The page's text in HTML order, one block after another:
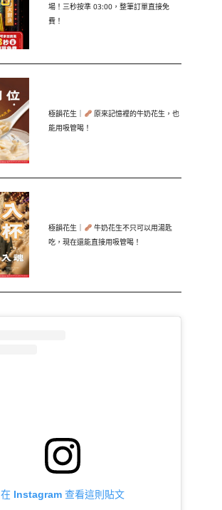
場！三秒按準 03:00，整筆訂單直接免
費！
極韻花生｜
原來記憶裡的牛奶花生，也
能用吸管喝！
極韻花生｜
牛奶花生不只可以用湯匙
吃，現在還能直接用吸管喝！
在 Instagram 查看這則貼文